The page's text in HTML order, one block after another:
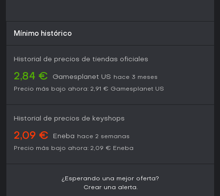
Mínimo histórico
Historial de precios de tiendas oficiales
2,84 € Gamesplanet US
hace 3 meses
Precio más bajo ahora: 2,91 € Gamesplanet US
Historial de precios de keyshops
2,09 € Eneba
hace 2 semanas
Precio más bajo ahora: 2,09 € Eneba
¿Esperando una mejor oferta?
Crear una alerta.